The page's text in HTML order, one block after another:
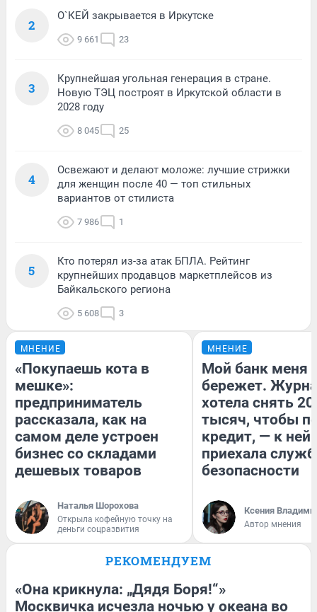
2
О`КЕЙ закрывается в Иркутске
9 661 23
3
Крупнейшая угольная генерация в стране.
Новую ТЭЦ построят в Иркутской области в
2028 году
8 045 25
4
Освежают и делают моложе: лучшие стрижки
для женщин после 40 — топ стильных
вариантов от стилиста
7 986 1
5
Кто потерял из-за атак БПЛА. Рейтинг
крупнейших продавцов маркетплейсов из
Байкальского региона
5 608 3
МНЕНИЕ
«Покупаешь кота в
мешке»:
предприниматель
рассказала, как на
самом деле устроен
бизнес со складами
дешевых товаров
Наталья Шорохова
Открыла кофейную точку на
деньги соцразвития
МНЕНИЕ
Мой банк меня
бережет.
хотела снять
тысяч, чтобы
кредит, — к
приехала
безопасности
Ксения
Автор мнения
РЕКОМЕНДУЕМ
«Она крикнула: „Дядя Боря!“»
Москвичка исчезла ночью у океана во